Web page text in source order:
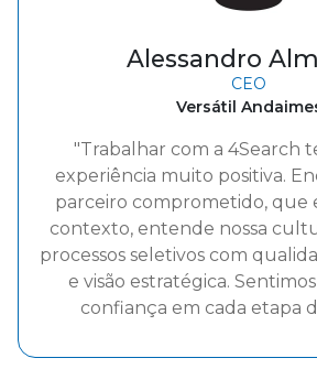
Alessandro
CEO
Versátil
"Trabalhar com a 4Search
experiência muito positiva.
parceiro comprometido, que
contexto, entende nossa
processos seletivos com
e visão estratégica.
confiança em cada etapa